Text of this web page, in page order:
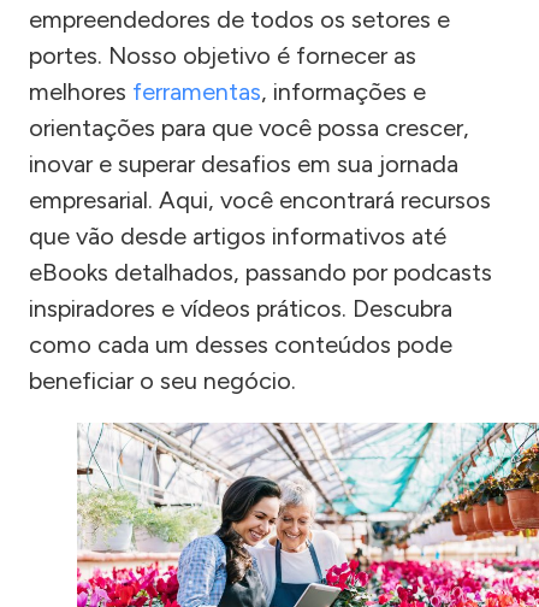
empreendedores de todos os setores e
portes. Nosso objetivo é fornecer as
melhores ferramentas, informações e
orientações para que você possa crescer,
inovar e superar desafios em sua jornada
empresarial. Aqui, você encontrará recursos
que vão desde artigos informativos até
eBooks detalhados, passando por podcasts
inspiradores e vídeos práticos. Descubra
como cada um desses conteúdos pode
beneficiar o seu negócio.